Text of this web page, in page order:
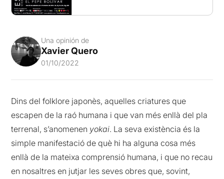
Una opinión de
Xavier Quero
01/10/2022
Dins del folklore japonès, aquelles criatures que
escapen de la raó humana i que van més enllà del pla
terrenal, s’anomenen yokai. La seva existència és la
simple manifestació de què hi ha alguna cosa més
enllà de la mateixa comprensió humana, i que no recau
en nosaltres en jutjar les seves obres que, sovint,